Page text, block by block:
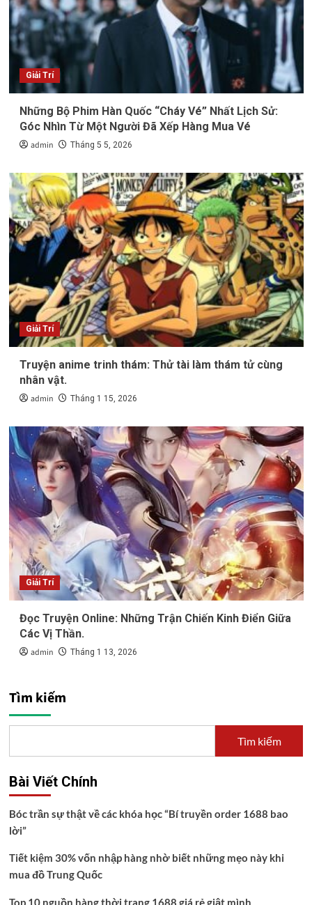
Giải Trí
Những Bộ Phim Hàn Quốc “Cháy Vé” Nhất Lịch Sử:
Góc Nhìn Từ Một Người Đã Xếp Hàng Mua Vé
admin Tháng 5 5, 2026
Giải Trí
Truyện anime trinh thám: Thử tài làm thám tử cùng
nhân vật.
admin Tháng 1 15, 2026
Giải Trí
Đọc Truyện Online: Những Trận Chiến Kinh Điển Giữa
Các Vị Thần.
admin Tháng 1 13, 2026
Tìm kiếm
Tìm kiếm
Bài Viết Chính
Bóc trần sự thật về các khóa học “Bí truyền order 1688 bao
lời”
Tiết kiệm 30% vốn nhập hàng nhờ biết những mẹo này khi
mua đồ Trung Quốc
Top 10 nguồn hàng thời trang 1688 giá rẻ giật mình